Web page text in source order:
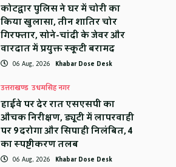
कोटद्वार पुलिस ने घर में चोरी का
किया खुलासा, तीन शातिर चोर
गिरफ्तार, सोने-चांदी के जेवर और
वारदात में प्रयुक्त स्कूटी बरामद
06 Aug, 2026 Khabar Dose Desk
उत्तराखण्ड उधमसिंह नगर
हाईवे पर देर रात एसएसपी का
औचक निरीक्षण, ड्यूटी में लापरवाही
पर 9 दरोगा और सिपाही निलंबित, 4
का स्पष्टीकरण तलब
06 Aug, 2026 Khabar Dose Desk